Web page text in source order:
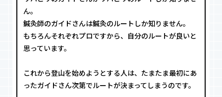
ん。
鍼灸師のガイドさんは鍼灸のルートしか知りません。
もちろんそれぞれプロですから、自分のルートが良いと
思っています。
これから登山を始めようとする人は、たまたま最初にあ
ったガイドさん次第でルートが決まってしまうのです。